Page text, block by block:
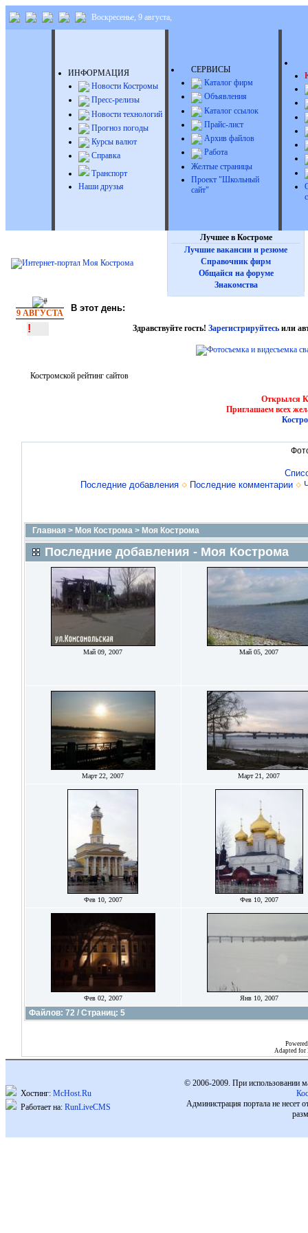
Воскресенье, 9 августа,
ИНФОРМАЦИЯ
Новости Костромы
Пресс-релизы
Новости технологий
Прогноз погоды
Курсы валют
Справка
Транспорт
Наши друзья
СЕРВИСЫ
Каталог фирм
Объявления
Каталог ссылок
Прайс-лист
Архив файлов
Работа
Желтые страницы
Проект "Школьный
сайт"
Лучшее в Костроме
Лучшие вакансии и резюме
Справочник фирм
Общайся на форуме
Знакомства
9 АВГУСТА В этот день:
! Здравствуйте гость! Зарегистрируйтесьили
Костромской рейтинг сайтов
Открылся
Приглашаем всех
Последние добавления
Последние комментарии
Главная > Моя Кострома> Моя Кострома
Последние добавления - Моя Кострома
Май 09, 2007 Май 05, 2007
Март 22, 2007 Март 21, 2007
Фев 10, 2007 Фев 10, 2007
Фев 02, 2007 Янв 10, 2007
Файлов: 72 / Страниц: 5
Adapted for
Хостинг: McHost.Ru
Работает на: RunLiveCMS
© 2006-2009. При использовании
Администрация портала не несет